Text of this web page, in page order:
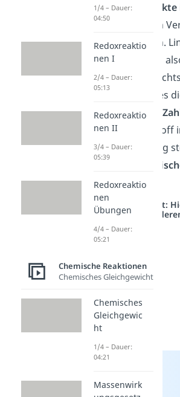
Edukte und Produkte
stöchiometrischen
zueinander stehen.
Gleichung müssen
Atome sein, wie
zu erreichen gibt es
stöchiometrische
Zahlen vor dem Stoff
Reaktionsgleichung
genannt.
Studyflix vernetzt:
einem
1/4 – Dauer:
04:50
Redoxreaktio
nen I
2/4 – Dauer:
05:13
Redoxreaktio
nen II
3/4 – Dauer:
05:39
Redoxreaktio
nen
Übungen
4/4 – Dauer:
05:21
Chemische Reaktionen
Chemisches Gleichgewicht
Chemisches
Gleichgewic
ht
1/4 – Dauer:
04:21
Massenwirk